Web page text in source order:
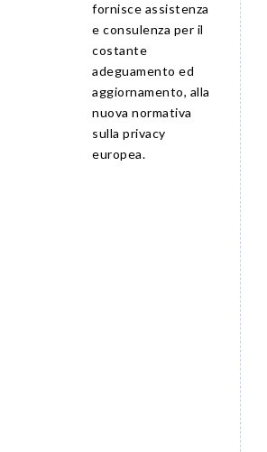
fornisce assistenza
e consulenza per il
costante
adeguamento ed
aggiornamento, alla
nuova normativa
sulla privacy
europea.